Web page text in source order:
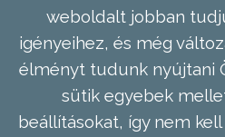
weboldalt jobban
igényeihez, és még
élményt tudunk nyújtani
sütik egyebek
beállításokat, így nem